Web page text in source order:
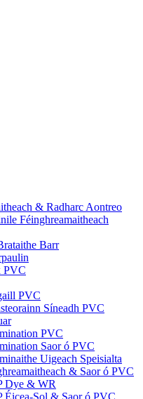
& Radharc Aontreo
Féinghreamaitheach
Barr
PVC
PVC
Síneadh PVC
PVC
Saor ó PVC
Uigeach Speisialta
& Saor ó PVC
Dye & WR
Éicea-Sol & Saor ó PVC